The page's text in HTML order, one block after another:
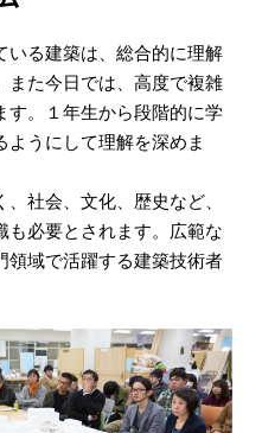
いる建築は、総合的に理解
また今日では、高度で複雑
す。１年生から段階的に学
うにして理解を深めま
社会、文化、歴史など、
も必要とされます。広範な
領域で活躍する建築技術者